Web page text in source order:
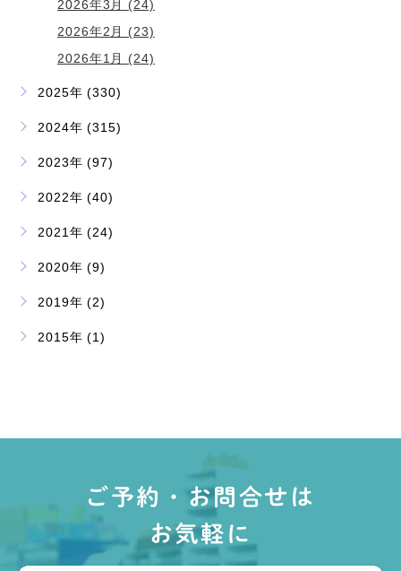
2026年3月 (24)
2026年2月 (23)
2026年1月 (24)
2025年 (330)
2024年 (315)
2023年 (97)
2022年 (40)
2021年 (24)
2020年 (9)
2019年 (2)
2015年 (1)
ご予約・お問合せは
お気軽に